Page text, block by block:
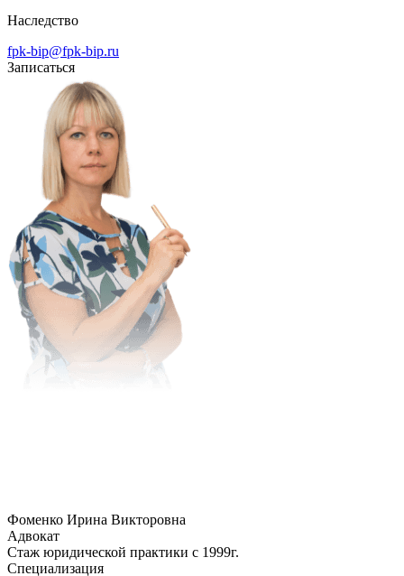
Наследство
fpk-bip@fpk-bip.ru
Записаться
Фоменко Ирина Викторовна
Адвокат
Стаж юридической практики с 1999г.
Специализация